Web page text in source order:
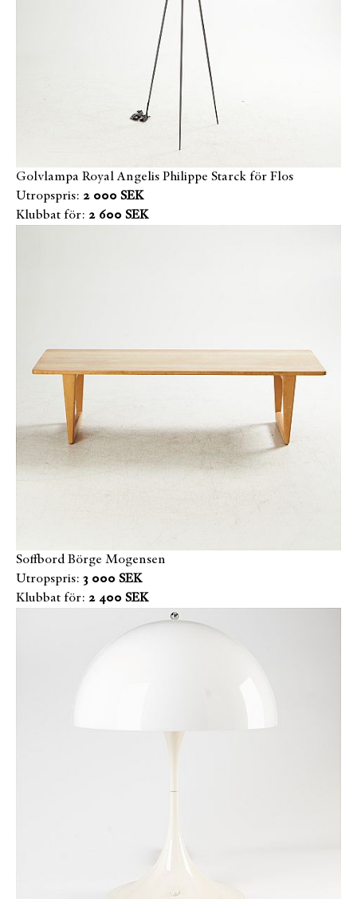
Golvlampa Royal Angelis Philippe Starck för Flos
Utropspris: 2 000 SEK
Klubbat för: 2 600 SEK
Soffbord Börge Mogensen
Utropspris: 3 000 SEK
Klubbat för: 2 400 SEK